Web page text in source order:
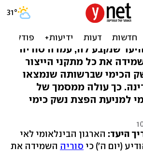
מתקני ייצור הנשק
שנקבע לה, עמדה סוריה
את כל מתקני הייצור
הכימי שברשותה שנמצאו
כך עולה ממסמך של
למניעת הפצת נשק כימי
היעד: הארגון הבינלאומי לאי
(יום ה') כי סוריה השמידה את